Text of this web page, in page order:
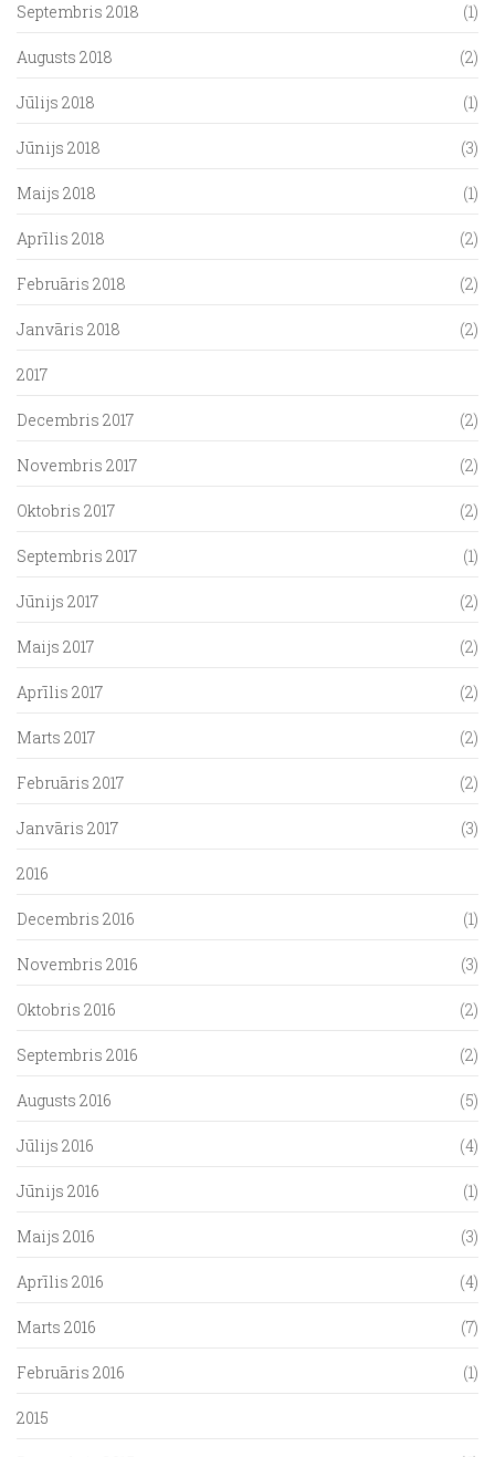
Septembris 2018 (1)
Augusts 2018 (2)
Jūlijs 2018 (1)
Jūnijs 2018 (3)
Maijs 2018 (1)
Aprīlis 2018 (2)
Februāris 2018 (2)
Janvāris 2018 (2)
2017
Decembris 2017 (2)
Novembris 2017 (2)
Oktobris 2017 (2)
Septembris 2017 (1)
Jūnijs 2017 (2)
Maijs 2017 (2)
Aprīlis 2017 (2)
Marts 2017 (2)
Februāris 2017 (2)
Janvāris 2017 (3)
2016
Decembris 2016 (1)
Novembris 2016 (3)
Oktobris 2016 (2)
Septembris 2016 (2)
Augusts 2016 (5)
Jūlijs 2016 (4)
Jūnijs 2016 (1)
Maijs 2016 (3)
Aprīlis 2016 (4)
Marts 2016 (7)
Februāris 2016 (1)
2015